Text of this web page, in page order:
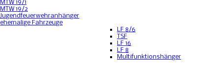
MTW 19/1
MTW 19/2
Jugendfeuerwehranhänger
ehemalige Fahrzeuge
LF 8/6
TSF
LF 16
LF 8
Multifunktionshänger